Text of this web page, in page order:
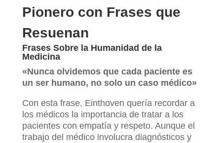
Pionero con Frases que
Resuenan
Frases Sobre la Humanidad de la
Medicina
«Nunca olvidemos que cada paciente es
un ser humano, no solo un caso médico»
Con esta frase, Einthoven quería recordar a
los médicos la importancia de tratar a los
pacientes con empatía y respeto. Aunque el
trabajo del médico involucra diagnósticos y